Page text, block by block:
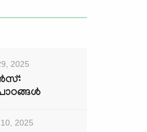
2025
2025